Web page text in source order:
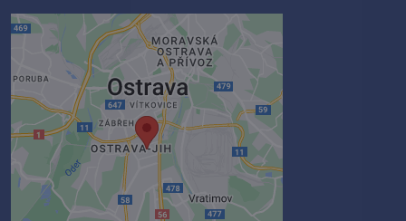
Zawartość zewnętrzna jest
blokowana przez opcje
prywatności
Czy chcesz załadować zawartość
zewnętrzną?
Zezwól raz